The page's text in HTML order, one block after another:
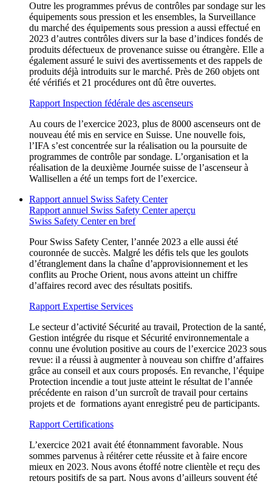
Outre les programmes prévus de contrôles par sondage sur les
équipements sous pression et les ensembles, la Surveillance
du marché des équipements sous pression a aussi effectué en
2023 d’autres contrôles divers sur la base d’indices fondés de
produits défectueux de provenance suisse ou étrangère. Elle a
également assuré le suivi des avertissements et des rappels de
produits déjà introduits sur le marché. Près de 260 objets ont
été vérifiés et 21 procédures ont dû être ouvertes.
Rapport Inspection fédérale des ascenseurs
Au cours de l’exercice 2023, plus de 8000 ascenseurs ont de
nouveau été mis en service en Suisse. Une nouvelle fois,
l’IFA s’est concentrée sur la réalisation ou la poursuite de
programmes de contrôle par sondage. L’organisation et la
réalisation de la deuxième Journée suisse de l’ascenseur à
Wallisellen a été un temps fort de l’exercice.
Rapport annuel Swiss Safety Center
Rapport annuel Swiss Safety Center aperçu
Swiss Safety Center en bref
Pour Swiss Safety Center, l’année 2023 a elle aussi été
couronnée de succès. Malgré les défis tels que les goulots
d’étranglement dans la chaîne d’approvisionnement et les
conflits au Proche Orient, nous avons atteint un chiffre
d’affaires record avec des résultats positifs.
Rapport Expertise Services
Le secteur d’activité Sécurité au travail, Protection de la santé,
Gestion intégrée du risque et Sécurité environnementale a
connu une évolution positive au cours de l’exercice 2023 sous
revue: il a réussi à augmenter à nouveau son chiffre d’affaires
grâce au conseil et aux cours proposés. En revanche, l’équipe
Protection incendie a tout juste atteint le résultat de l’année
précédente en raison d’un surcroît de travail pour certains
projets et de formations ayant enregistré peu de participants.
Rapport Certifications
L’exercice 2021 avait été étonnamment favorable. Nous
sommes parvenus à réitérer cette réussite et à faire encore
mieux en 2023. Nous avons étoffé notre clientèle et reçu des
retours positifs de sa part. Nous avons d’ailleurs souvent été